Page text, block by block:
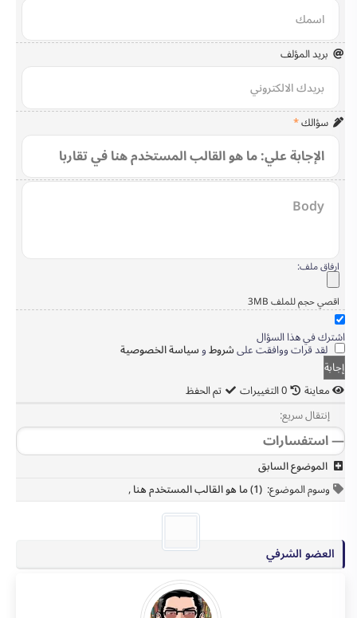
بريد المؤلف
سؤالك*
ارفاق ملف:
اقصي حجم للملف 3MB
اشترك في هذا السؤال
لقد قرات ووافقت علىشروطوسياسة الخصوصية
معاينة
0التغييرات
تم الحفظ
إنتقال سريع:
الموضوع السابق
وسوم الموضوع:(1) ما هو القالب المستخدم هنا ,
العضو الشرفي